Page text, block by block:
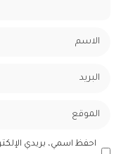
احفظ اسمي، بريدي